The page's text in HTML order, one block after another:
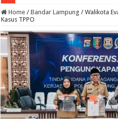
Home / Bandar Lampung / Walikota
Kasus TPPO